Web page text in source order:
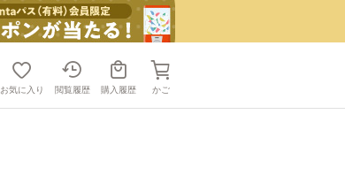
お気に入り 閲覧履歴 購入履歴 かご